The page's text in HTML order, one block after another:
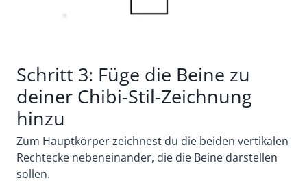
Schritt 3: Füge die Beine zu
deiner Chibi-Stil-Zeichnung
hinzu
Zum Hauptkörper zeichnest du die beiden vertikalen
Rechtecke nebeneinander, die die Beine darstellen
sollen.